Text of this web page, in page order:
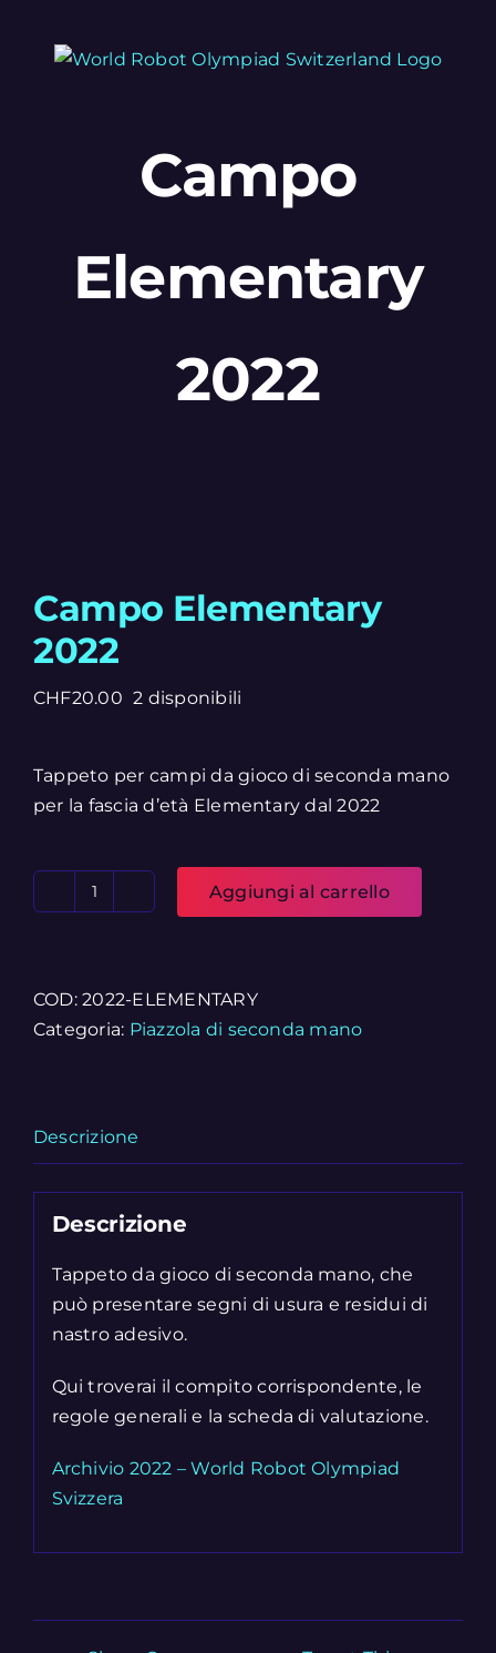
Campo
Elementary
2022
Campo Elementary
2022
CHF20.00 2 disponibili
Tappeto per campi da gioco di seconda mano
per la fascia d’età Elementary dal 2022
Campo
quantità
Aggiungi al carrello
COD:2022-ELEMENTARY
Categoria: Piazzola di seconda mano
Descrizione
Descrizione
Tappeto da gioco di seconda mano, che
può presentare segni di usura e residui di
nastro adesivo.
Qui troverai il compito corrispondente, le
regole generali e la scheda di valutazione.
Archivio 2022 – World Robot Olympiad
Svizzera